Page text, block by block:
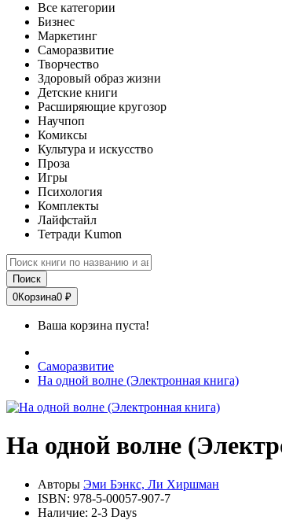
Все категории
Бизнес
Маркетинг
Саморазвитие
Творчество
Здоровый образ жизни
Детские книги
Расширяющие кругозор
Научпоп
Комиксы
Культура и искусство
Проза
Игры
Психология
Комплекты
Лайфстайл
Тетради Kumon
Поиск
0Корзина0 ₽
Ваша корзина пуста!
Саморазвитие
На одной волне (Электронная книга)
На одной волне
Авторы Эми Бэнкс, Ли Хиршман
ISBN: 978-5-00057-907-7
Наличие: 2-3 Days